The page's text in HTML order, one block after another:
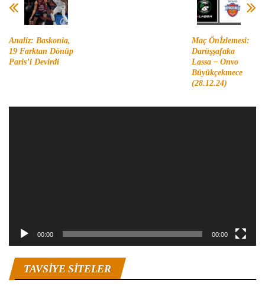
Analiz: Baskonia,
19 Farktan Dönüp
Paris’i Devirdi
Maç Önİzlemesi:
Darüşşafaka
Lassa – Onvo
Büyükçekmece
(28.12.24)
00:00 00:00
TAVSIYE SITELER